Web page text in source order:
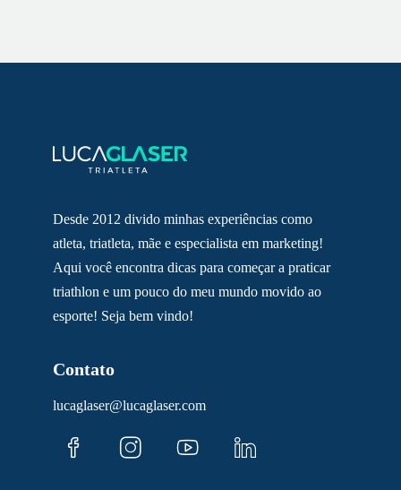
Desde 2012 divido minhas experiências como
atleta, triatleta, mãe e especialista em marketing!
Aqui você encontra dicas para começar a praticar
triathlon e um pouco do meu mundo movido ao
esporte! Seja bem vindo!
Contato
lucaglaser@lucaglaser.com